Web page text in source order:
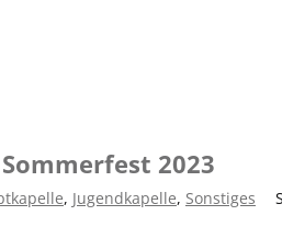
2023
, Jugendkapelle, Sonstiges